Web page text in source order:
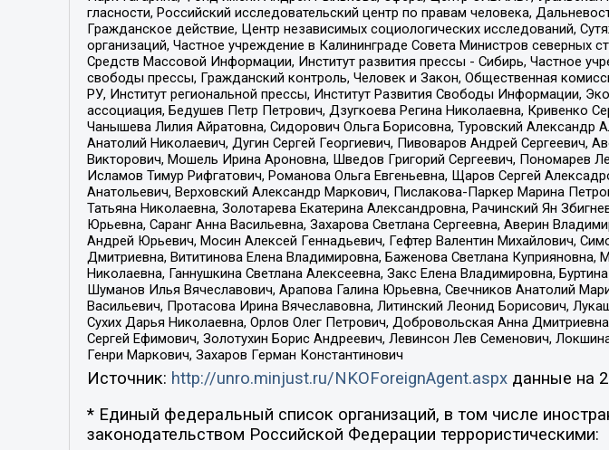
гласности, Российский исследовательский центр по правам человека,
Гражданское действие, Центр независимых социологических исследований,
организаций, Частное учреждение в Калининграде Совета Министров
Средств Массовой Информации, Институт развития прессы - Сибирь, Частное
свободы прессы, Гражданский контроль, Человек и Закон, Общественная
РУ, Институт региональной прессы, Институт Развития Свободы Информации,
ассоциация, Бедушев Петр Петрович, Дзугкоева Регина Николаевна,
Чанышева Лилия Айратовна, Сидорович Ольга Борисовна, Туровский Александр
Анатолий Николаевич, Дугин Сергей Георгиевич, Пивоваров Андрей Сергеевич,
Викторович, Мошель Ирина Ароновна, Шведов Григорий Сергеевич, Пономарев
Исламов Тимур Рифгатович, Романова Ольга Евгеньевна, Щаров Сергей
Анатольевич, Верховский Александр Маркович, Пислакова-Паркер Марина
Татьяна Николаевна, Золотарева Екатерина Александровна, Рачинский Ян
Юрьевна, Саранг Анна Васильевна, Захарова Светлана Сергеевна, Аверин
Андрей Юрьевич, Мосин Алексей Геннадьевич, Гефтер Валентин Михайлович,
Дмитриевна, Вититинова Елена Владимировна, Баженова Светлана
Николаевна, Ганнушкина Светлана Алексеевна, Закс Елена Владимировна,
Шуманов Илья Вячеславович, Арапова Галина Юрьевна, Свечников Анатолий
Васильевич, Протасова Ирина Вячеславовна, Литинский Леонид Борисович,
Сухих Дарья Николаевна, Орлов Олег Петрович, Добровольская Анна
Сергей Ефимович, Золотухин Борис Андреевич, Левинсон Лев Семенович,
Генри Маркович, Захаров Герман Константинович
Источник: http://unro.minjust.ru/NKOForeignAgent.aspxданные на
* Единый федеральный список организаций, в том числе
законодательством Российской Федерации террористическими: